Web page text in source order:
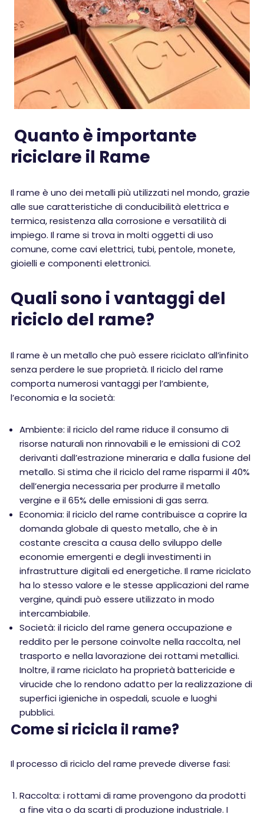
Quanto è importante
riciclare il Rame
Il rame è uno dei metalli più utilizzati nel mondo, grazie
alle sue caratteristiche di conducibilità elettrica e
termica, resistenza alla corrosione e versatilità di
impiego. Il rame si trova in molti oggetti di uso
comune, come cavi elettrici, tubi, pentole, monete,
gioielli e componenti elettronici.
Quali sono i vantaggi del
riciclo del rame?
Il rame è un metallo che può essere riciclato all’infinito
senza perdere le sue proprietà. Il riciclo del rame
comporta numerosi vantaggi per l’ambiente,
l’economia e la società:
Ambiente: il riciclo del rame riduce il consumo di
risorse naturali non rinnovabili e le emissioni di CO2
derivanti dall’estrazione mineraria e dalla fusione del
metallo. Si stima che il riciclo del rame risparmi il 40%
dell’energia necessaria per produrre il metallo
vergine e il 65% delle emissioni di gas serra.
Economia: il riciclo del rame contribuisce a coprire la
domanda globale di questo metallo, che è in
costante crescita a causa dello sviluppo delle
economie emergenti e degli investimenti in
infrastrutture digitali ed energetiche. Il rame riciclato
ha lo stesso valore e le stesse applicazioni del rame
vergine, quindi può essere utilizzato in modo
intercambiabile.
Società: il riciclo del rame genera occupazione e
reddito per le persone coinvolte nella raccolta, nel
trasporto e nella lavorazione dei rottami metallici.
Inoltre, il rame riciclato ha proprietà battericide e
virucide che lo rendono adatto per la realizzazione di
superfici igieniche in ospedali, scuole e luoghi
pubblici.
Come si ricicla il rame?
Il processo di riciclo del rame prevede diverse fasi:
Raccolta: i rottami di rame provengono da prodotti
a fine vita o da scarti di produzione industriale. I